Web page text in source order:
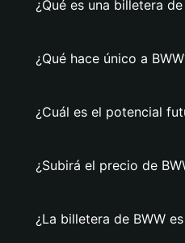
¿Qué es una billetera de
¿Qué hace único a
¿Cuál es el potencial
¿Subirá el precio de
¿La billetera de BWW